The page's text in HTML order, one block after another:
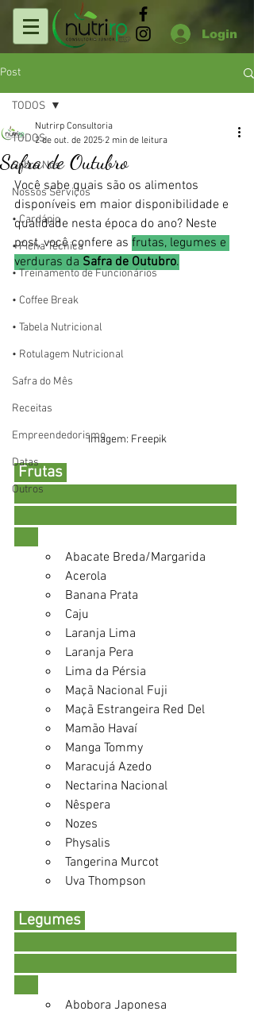
Login
Post
TODOS
Sobre Nós
Nossos Serviços
• Cardápio
• Ficha Técnica
• Treinamento de Funcionários
• Coffee Break
• Tabela Nutricional
• Rotulagem Nutricional
Safra do Mês
Receitas
Empreendedorismo
Datas
Outros
TODOS
Safra de Outubro
Nutrirp Consultoria
2 de out. de 2025 2 min de leitura
Você sabe quais são os alimentos
disponíveis em maior disponibilidade e
qualidade nesta época do ano? Neste
post, você confere as frutas, legumes e
verduras da Safra de Outubro.
Imagem: Freepik
Frutas
Abacate Breda/Margarida
Acerola
Banana Prata
Caju
Laranja Lima
Laranja Pera
Lima da Pérsia
Maçã Nacional Fuji
Maçã Estrangeira Red Del
Mamão Havaí
Manga Tommy
Maracujá Azedo
Nectarina Nacional
Nêspera
Nozes
Physalis
Tangerina Murcot
Uva Thompson
Legumes
Abobora Japonesa